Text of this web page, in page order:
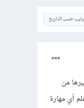
حسب التاريخ
من
أي مهارة